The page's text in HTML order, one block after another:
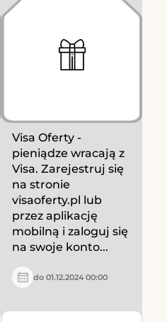
Visa Oferty -
pieniądze wracają z
Visa. Zarejestruj się
na stronie
visaoferty.pl lub
przez aplikację
mobilną i zaloguj się
na swoje konto...
do 01.12.2024 00:00